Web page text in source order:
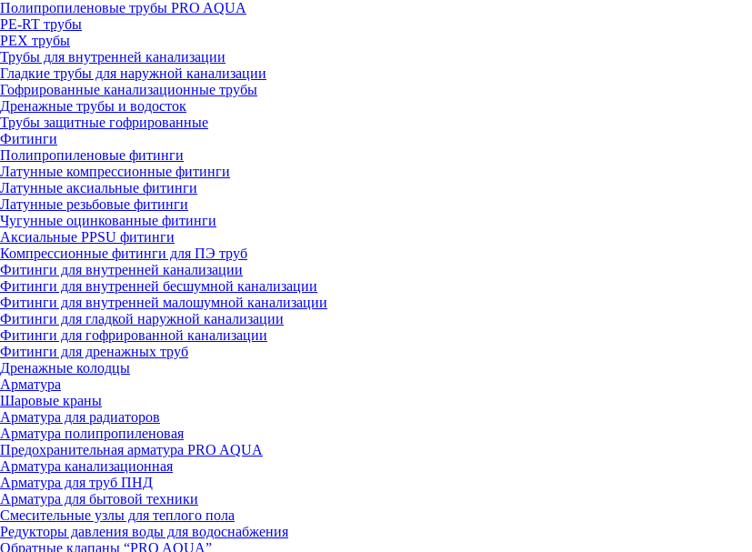
Полипропиленовые трубы PRO AQUA
PE-RT трубы
PEX трубы
Трубы для внутренней канализации
Гладкие трубы для наружной канализации
Гофрированные канализационные трубы
Дренажные трубы и водосток
Трубы защитные гофрированные
Фитинги
Полипропиленовые фитинги
Латунные компрессионные фитинги
Латунные аксиальные фитинги
Латунные резьбовые фитинги
Чугунные оцинкованные фитинги
Аксиальные PPSU фитинги
Компрессионные фитинги для ПЭ труб
Фитинги для внутренней канализации
Фитинги для внутренней бесшумной канализации
Фитинги для внутренней малошумной канализации
Фитинги для гладкой наружной канализации
Фитинги для гофрированной канализации
Фитинги для дренажных труб
Дренажные колодцы
Арматура
Шаровые краны
Арматура для радиаторов
Арматура полипропиленовая
Предохранительная арматура PRO AQUA
Арматура канализационная
Арматура для труб ПНД
Арматура для бытовой техники
Смесительные узлы для теплого пола
Редукторы давления воды для водоснабжения
Обратные клапаны “PRO AQUA”